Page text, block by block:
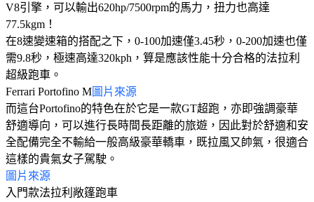
V8引擎，可以輸出620hp/7500rpm的馬力，扭力也高達
77.5kgm！
在8速變速箱的搭配之下，0-100加速僅3.45秒，0-200加速也僅
需9.8秒，極速高達320kph，算是應該性能十分合格的法拉利
超級跑車。
Ferrari Portofino M圖片來源
而這台Portofino的特色在於它是一款GT超跑，亦即強調豪華
舒適導向，可以進行長時間長距離的旅遊，因此對於舒適和安
全配備完全不輸給一般高級豪華轎車，既拉風又帥氣，很適合
這樣的貴氣女子駕駛。
圖片來源
入門款法拉利敞篷跑車